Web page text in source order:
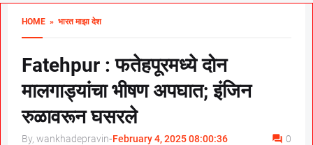
HOME » भारत माझा देश
Fatehpur : फतेहपूरमध्ये दोन
मालगाड्यांचा भीषण अपघात; इंजिन
रुळावरून घसरले
By, wankhadepravin-February 4, 2025 08:00:36 0